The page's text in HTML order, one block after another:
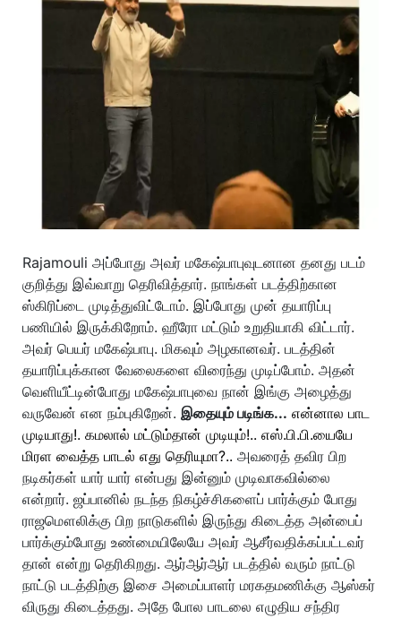
Rajamouli அப்போது அவர் மகேஷ்பாபுவுடனான தனது படம்
குறித்து இவ்வாறு தெரிவித்தார். நாங்கள் படத்திற்கான
ஸ்கிரிப்டை முடித்துவிட்டோம். இப்போது முன் தயாரிப்பு
பணியில் இருக்கிறோம். ஹீரோ மட்டும் உறுதியாகி விட்டார்.
அவர் பெயர் மகேஷ்பாபு. மிகவும் அழகானவர். படத்தின்
தயாரிப்புக்கான வேலைகளை விரைந்து முடிப்போம். அதன்
வெளியீட்டின்போது மகேஷ்பாபுவை நான் இங்கு அழைத்து
வருவேன் என நம்புகிறேன். இதையும் படிங்க... என்னால பாட
முடியாது!. கமலால் மட்டும்தான் முடியும்!.. எஸ்.பி.பி.யையே
மிரள வைத்த பாடல் எது தெரியுமா?.. அவரைத் தவிர பிற
நடிகர்கள் யார் யார் என்பது இன்னும் முடிவாகவில்லை
என்றார். ஜப்பானில் நடந்த நிகழ்ச்சிகளைப் பார்க்கும் போது
ராஜமௌலிக்கு பிற நாடுகளில் இருந்து கிடைத்த அன்பைப்
பார்க்கும்போது உண்மையிலேயே அவர் ஆசீர்வதிக்கப்பட்டவர்
தான் என்று தெரிகிறது. ஆர்ஆர்ஆர் படத்தில் வரும் நாட்டு
நாட்டு படத்திற்கு இசை அமைப்பாளர் மரகதமணிக்கு ஆஸ்கர்
விருது கிடைத்தது. அதே போல பாடலை எழுதிய சந்திர